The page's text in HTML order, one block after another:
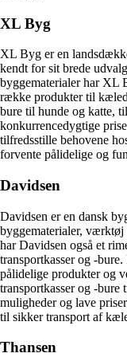
XL Byg
XL Byg er en
kendt for sit brede
byggematerialer har XL
række produkter til
bure til hunde og katte,
konkurrencedygtige
tilfredsstille behovene
forvente pålidelige og
Davidsen
Davidsen er en dansk
byggematerialer,
har Davidsen også et
transportkasser og -
pålidelige produkter og
transportkasser og -
muligheder og lave
til sikker transport af
Thansen